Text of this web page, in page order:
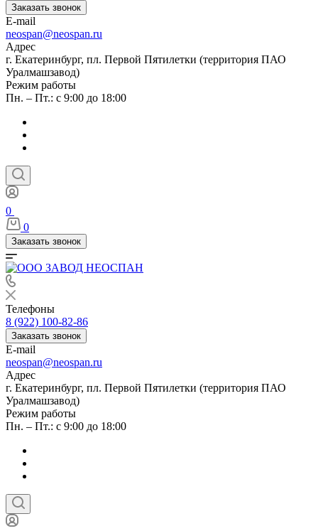
Заказать звонок
E-mail
neospan@neospan.ru
Адрес
г. Екатеринбург, пл. Первой Пятилетки (территория ПАО
Уралмашзавод)
Режим работы
Пн. – Пт.: с 9:00 до 18:00
0
0
Заказать звонок
Телефоны
8 (922) 100-82-86
Заказать звонок
E-mail
neospan@neospan.ru
Адрес
г. Екатеринбург, пл. Первой Пятилетки (территория ПАО
Уралмашзавод)
Режим работы
Пн. – Пт.: с 9:00 до 18:00